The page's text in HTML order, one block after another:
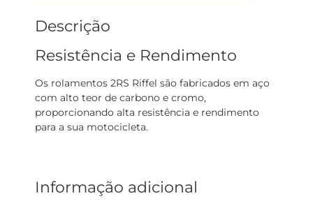
Descrição
Resistência e Rendimento
Os rolamentos 2RS Riffel são fabricados em aço
com alto teor de carbono e cromo,
proporcionando alta resistência e rendimento
para a sua motocicleta.
Informação adicional